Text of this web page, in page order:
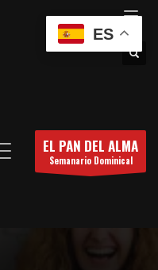
EL PAN DEL ALMA
Semanario Dominical
ES